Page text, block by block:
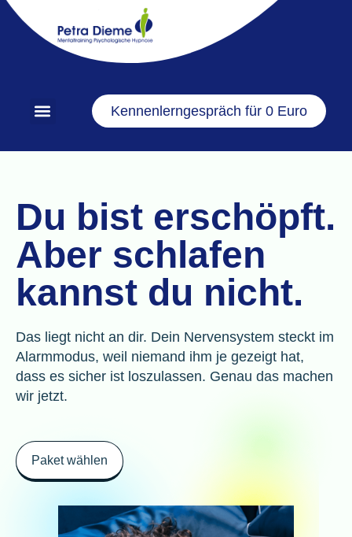
Kennenlerngespräch für 0 Euro
Du bist erschöpft.
Aber schlafen
kannst du nicht.
Das liegt nicht an dir. Dein Nervensystem steckt im
Alarmmodus, weil niemand ihm je gezeigt hat,
dass es sicher ist loszulassen. Genau das machen
wir jetzt.
Paket wählen